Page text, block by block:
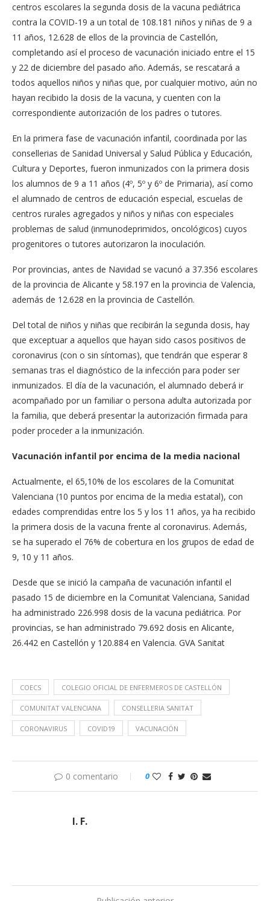
centros escolares la segunda dosis de la vacuna pediátrica
contra la COVID-19 a un total de 108.181 niños y niñas de 9 a
11 años, 12.628 de ellos de la provincia de Castellón,
completando así el proceso de vacunación iniciado entre el 15
y 22 de diciembre del pasado año. Además, se rescatará a
todos aquellos niños y niñas que, por cualquier motivo, aún no
hayan recibido la dosis de la vacuna, y cuenten con la
correspondiente autorización de los padres o tutores.
En la primera fase de vacunación infantil, coordinada por las
consellerias de Sanidad Universal y Salud Pública y Educación,
Cultura y Deportes, fueron inmunizados con la primera dosis
los alumnos de 9 a 11 años (4º, 5º y 6º de Primaria), así como
el alumnado de centros de educación especial, escuelas de
centros rurales agregados y niños y niñas con especiales
problemas de salud (inmunodeprimidos, oncológicos) cuyos
progenitores o tutores autorizaron la inoculación.
Por provincias, antes de Navidad se vacunó a 37.356 escolares
de la provincia de Alicante y 58.197 en la provincia de Valencia,
además de 12.628 en la provincia de Castellón.
Del total de niños y niñas que recibirán la segunda dosis, hay
que exceptuar a aquellos que hayan sido casos positivos de
coronavirus (con o sin síntomas), que tendrán que esperar 8
semanas tras el diagnóstico de la infección para poder ser
inmunizados. El día de la vacunación, el alumnado deberá ir
acompañado por un familiar o persona adulta autorizada por
la familia, que deberá presentar la autorización firmada para
poder proceder a la inmunización.
Vacunación infantil por encima de la media nacional
Actualmente, el 65,10% de los escolares de la Comunitat
Valenciana (10 puntos por encima de la media estatal), con
edades comprendidas entre los 5 y los 11 años, ya ha recibido
la primera dosis de la vacuna frente al coronavirus. Además,
se ha superado el 76% de cobertura en los grupos de edad de
9, 10 y 11 años.
Desde que se inició la campaña de vacunación infantil el
pasado 15 de diciembre en la Comunitat Valenciana, Sanidad
ha administrado 226.998 dosis de la vacuna pediátrica. Por
provincias, se han administrado 79.692 dosis en Alicante,
26.442 en Castellón y 120.884 en Valencia. GVA Sanitat
COECS COLEGIO OFICIAL DE ENFERMEROS DE CASTELLÓN
COMUNITAT VALENCIANA CONSELLERIA SANITAT
CORONAVIRUS COVID19 VACUNACIÓN
0 comentario 0
I. F.